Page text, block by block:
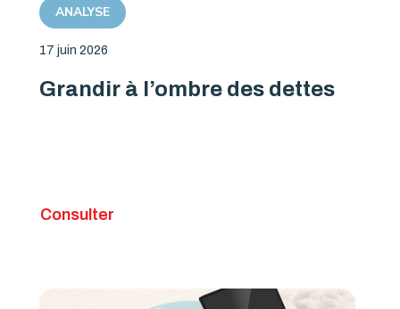
ANALYSE
17 juin 2026
Grandir à l’ombre des dettes
Consulter